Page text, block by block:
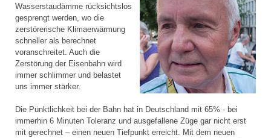
Wasserstaudämme rücksichtslos
gesprengt werden, wo die
zerstörerische Klimaerwärmung
schneller als berechnet
voranschreitet. Auch die
Zerstörung der Eisenbahn wird
immer schlimmer und belastet
uns immer stärker.
Die Pünktlichkeit bei der Bahn hat in Deutschland mit 65% - bei
immerhin 6 Minuten Toleranz und ausgefallene Züge gar nicht erst
mit gerechnet – einen neuen Tiefpunkt erreicht. Mit dem neuen